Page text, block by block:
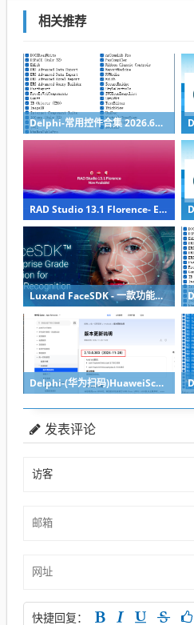
相关推荐
Delphi-常用控件合集 2026.6月整合带一键安装
RAD Studio 13.1 Florence- Embarcadero最新一代Delphi/C++Builder 集成开发环境
Luxand FaceSDK - 一款功能强大的跨平台人脸识别开发工具包
Delphi-(华为扫码)HuaweiScan 2.13.0.302 - 基于Delphi 12/13的华为设备扫码解决方案
发表评论
快捷回复：